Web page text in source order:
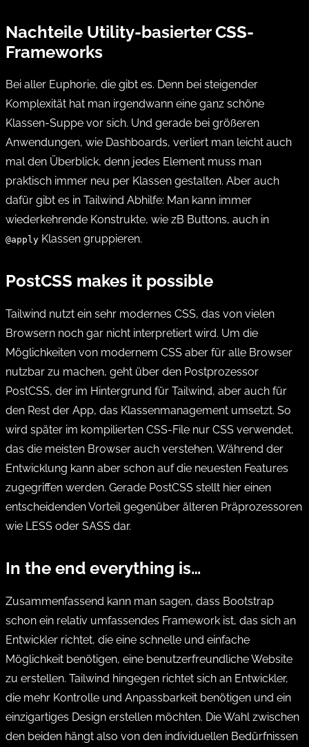
Nachteile Utility-basierter CSS-
Frameworks
Bei aller Euphorie, die gibt es. Denn bei steigender
Komplexität hat man irgendwann eine ganz schöne
Klassen-Suppe vor sich. Und gerade bei größeren
Anwendungen, wie Dashboards, verliert man leicht auch
mal den Überblick, denn jedes Element muss man
praktisch immer neu per Klassen gestalten. Aber auch
dafür gibt es in Tailwind Abhilfe: Man kann immer
wiederkehrende Konstrukte, wie zB Buttons, auch in
@apply Klassen gruppieren.
PostCSS makes it possible
Tailwind nutzt ein sehr modernes CSS, das von vielen
Browsern noch gar nicht interpretiert wird. Um die
Möglichkeiten von modernem CSS aber für alle Browser
nutzbar zu machen, geht über den Postprozessor
PostCSS, der im Hintergrund für Tailwind, aber auch für
den Rest der App, das Klassenmanagement umsetzt. So
wird später im kompilierten CSS-File nur CSS verwendet,
das die meisten Browser auch verstehen. Während der
Entwicklung kann aber schon auf die neuesten Features
zugegriffen werden. Gerade PostCSS stellt hier einen
entscheidenden Vorteil gegenüber älteren Präprozessoren
wie LESS oder SASS dar.
In the end everything is…
Zusammenfassend kann man sagen, dass Bootstrap
schon ein relativ umfassendes Framework ist, das sich an
Entwickler richtet, die eine schnelle und einfache
Möglichkeit benötigen, eine benutzerfreundliche Website
zu erstellen. Tailwind hingegen richtet sich an Entwickler,
die mehr Kontrolle und Anpassbarkeit benötigen und ein
einzigartiges Design erstellen möchten. Die Wahl zwischen
den beiden hängt also von den individuellen Bedürfnissen